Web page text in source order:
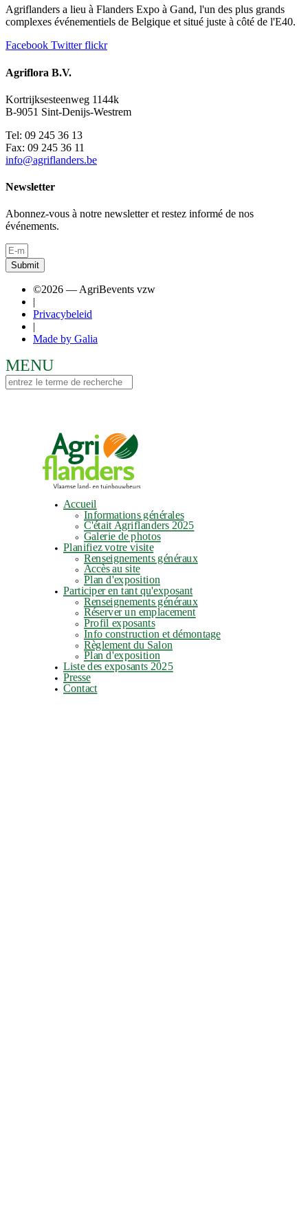
Agriflanders a lieu à Flanders Expo à Gand, l'un des plus grands
complexes événementiels de Belgique et situé juste à côté de l'E40.
Facebook Twitter flickr
Agriflora B.V.
Kortrijksesteenweg 1144k
B-9051 Sint-Denijs-Westrem
Tel: 09 245 36 13
Fax: 09 245 36 11
info@agriflanders.be
Newsletter
Abonnez-vous à notre newsletter et restez informé de nos
événements.
Submit
©2026 — AgriBevents vzw
Privacybeleid
Made by Galia
Accueil
Informations générales
C'était Agriflanders 2025
Galerie de photos
Planifiez votre visite
Renseignements généraux
Accès au site
Plan d'exposition
Participer en tant qu'exposant
Renseignements généraux
Réserver un emplacement
Profil exposants
Info construction et démontage
Règlement du Salon
Plan d'exposition
Liste des exposants 2025
Presse
Contact